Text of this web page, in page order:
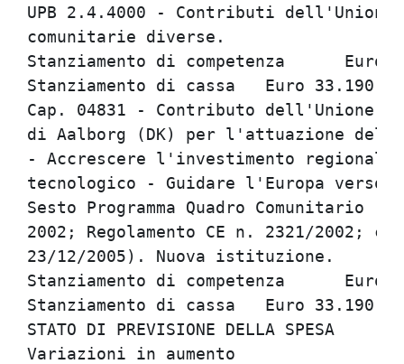
UPB 2.4.4000 - Contributi
comunitarie diverse.
Stanziamento di competenza	Euro 33.190,00
Stanziamento di cassa	Euro 33.190,00
Cap. 04831 - Contributo dell'Unione
di Aalborg (DK) per l'attuazione del
- Accrescere l'investimento
tecnologico - Guidare l'Europa
Sesto Programma Quadro Comunitario
2002; Regolamento CE n. 2321/2002;
23/12/2005). Nuova istituzione.
Stanziamento di competenza	Euro 33.190,00
Stanziamento di cassa	Euro 33.190,00
STATO DI PREVISIONE DELLA SPESA
Variazioni in aumento